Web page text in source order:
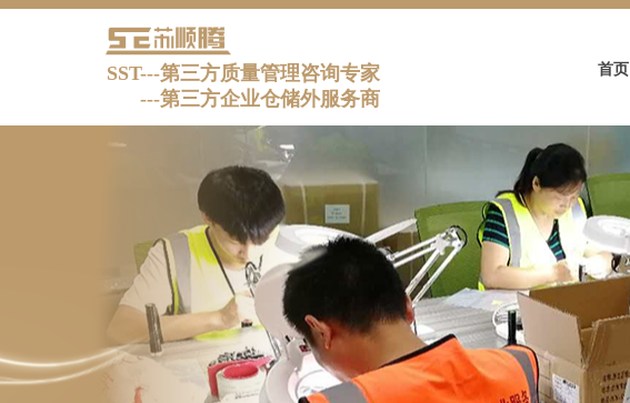
首页
SST---第三方质量管理咨询专家
---第三方企业仓储外服务商